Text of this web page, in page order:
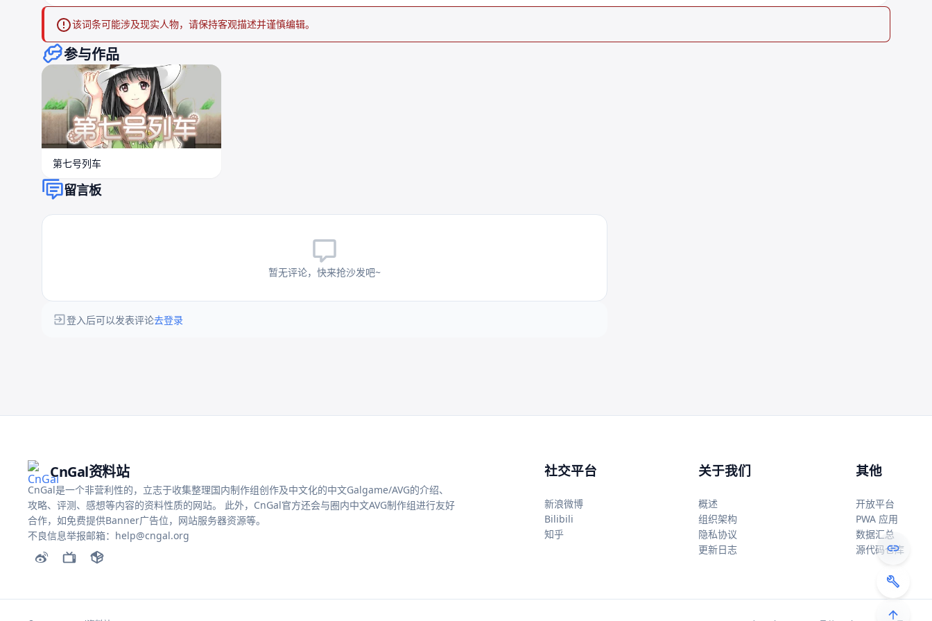
该词条可能涉及现实人物，请保持客观描述并谨慎编辑。
参与作品
第七号列车
留言板
暂无评论，快来抢沙发吧~
登入后可以发表评论去登录
CnGal资料站
CnGal是一个非营利性的，立志于收集整理国内制作组创作及中文化的中文Galgame/AVG的介绍、
攻略、评测、感想等内容的资料性质的网站。 此外，CnGal官方还会与圈内中文AVG制作组进行友好
合作，如免费提供Banner广告位，网站服务器资源等。
不良信息举报邮箱：help@cngal.org
社交平台
新浪微博
Bilibili
知乎
关于我们
概述
组织架构
隐私协议
更新日志
其他
开放平台
PWA 应用
数据汇总
源代码仓库